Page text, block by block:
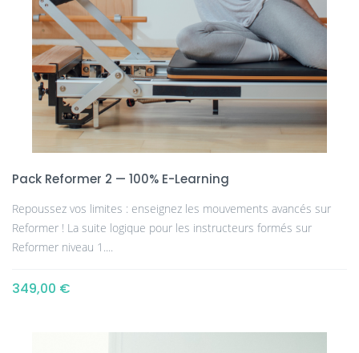
Pack Reformer 2 — 100% E-Learning
Repoussez vos limites : enseignez les mouvements avancés sur
Reformer ! La suite logique pour les instructeurs formés sur
Reformer niveau 1....
349,00 €